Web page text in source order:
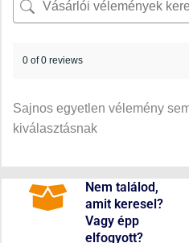
0 of 0 reviews
Sajnos egyetlen vélemény
kiválasztásnak
Nem találod,
amit keresel?
Vagy épp
elfogyott?